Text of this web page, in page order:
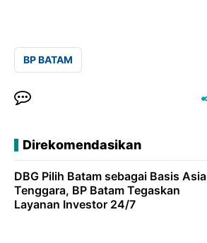
BP BATAM
Direkomendasikan
DBG Pilih Batam sebagai Basis Asia
Tenggara, BP Batam Tegaskan
Layanan Investor 24/7